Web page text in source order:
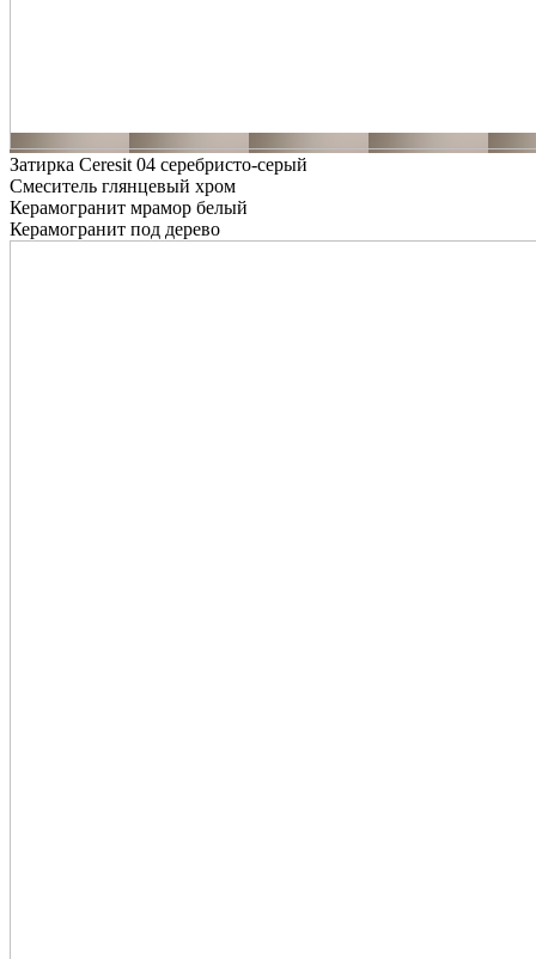
Затирка Ceresit 04 серебристо-серый
Смеситель глянцевый хром
Керамогранит мрамор белый
Керамогранит под дерево